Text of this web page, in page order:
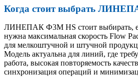
Когда стоит выбрать
ЛИНЕПАК Ф3М HS стоит выбирать,
нужна максимальная скорость Flow
для мелкоштучной и штучной
Модель актуальна для линий, где
работа, высокая повторяемость
синхронизация операций и